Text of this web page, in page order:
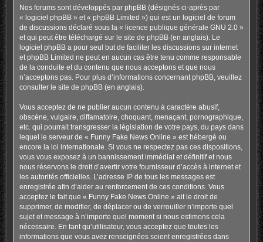
Nos forums sont développés par phpBB (désignés ci-après par
« logiciel phpBB » et « phpBB Limited ») qui est un logiciel de forum
de discussions déclaré sous la « licence publique générale GNU 2.0»
et qui peut être téléchargé sur le site de phpBB(en anglais). Le
logiciel phpBB a pour seul but de faciliter les discussions sur internet
et phpBB Limited ne peut en aucun cas être tenu comme responsable
de la conduite et du contenu que nous acceptons et que nous
n’acceptons pas. Pour plus d’informations concernant phpBB, veuillez
consulter le site de phpBB(en anglais).
Vous acceptez de ne publier aucun contenu à caractère abusif,
obscène, vulgaire, diffamatoire, choquant, menaçant, pornographique,
etc. qui pourrait transgresser la législation de votre pays, du pays dans
lequel le serveur de « Funny Fake News Online » est hébergé ou
encore la loi internationale. Si vous ne respectez pas ces dispositions,
vous vous exposez à un bannissement immédiat et définitif et nous
nous réservons le droit d’avertir votre fournisseur d’accès à internet et
les autorités officielles. L’adresse IP de tous les messages est
enregistrée afin d’aider au renforcement de ces conditions. Vous
acceptez le fait que « Funny Fake News Online » ait le droit de
supprimer, de modifier, de déplacer ou de verrouiller n’importe quel
sujet et message à n’importe quel moment si nous estimons cela
nécessaire. En tant qu’utilisateur, vous acceptez que toutes les
informations que vous avez renseignées soient enregistrées dans